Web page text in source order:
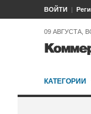
ВОЙТИ
09 АВГУСТА,
КАТЕГОРИИ